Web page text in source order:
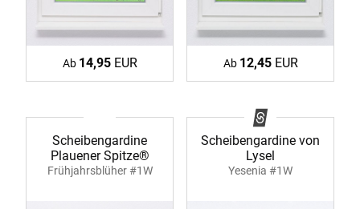
Ab 14,95EUR Ab 12,45EUR
Scheibengardine
Plauener Spitze®
Frühjahrsblüher #1W
Scheibengardine von
Lysel
Yesenia #1W